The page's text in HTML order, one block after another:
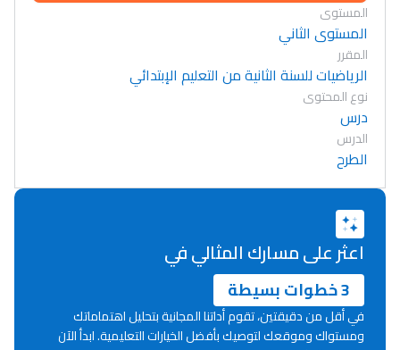
Lycée Maroc
المستوى
المستوى الثاني
المقرر
الرياضيات للسنة الثانية من التعليم الإبتدائي
نوع المحتوى
درس
الدرس
الطرح
اعثر على مسارك المثالي في
3 خطوات بسيطة
في أقل من دقيقتين، تقوم أداتنا المجانية بتحليل اهتماماتك
ومستواك وموقعك لتوصيك بأفضل الخيارات التعليمية. ابدأ الآن